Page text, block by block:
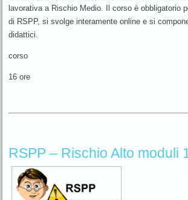
lavorativa a Rischio Medio. Il corso è obbligatorio
di RSPP, si svolge interamente online e si
didattici.
corso
16 ore
RSPP – Rischio Alto moduli